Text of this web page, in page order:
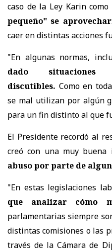
caso de la Ley Karin
pequeño" se
caer en distintas acciones
"En algunas normas,
dado
discutibles. Como en
se mal utilizan por algún
para un fin distinto al que
El Presidente recordó al
creó con una muy buena
abuso por parte de
"En estas legislaciones
que analizar cómo
parlamentarias siempre
distintas comisiones o las
través de la Cámara de